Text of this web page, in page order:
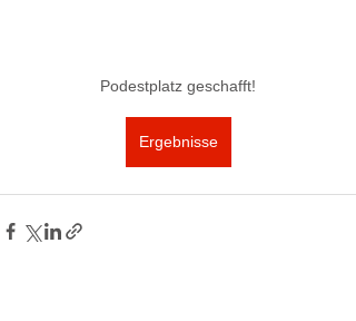
Podestplatz geschafft!
Ergebnisse